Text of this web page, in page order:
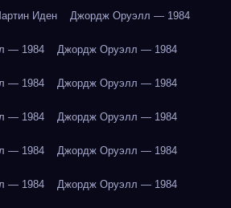
Иден Джордж Оруэлл — 1984
— 1984 Джордж Оруэлл — 1984
— 1984 Джордж Оруэлл — 1984
— 1984 Джордж Оруэлл — 1984
— 1984 Джордж Оруэлл — 1984
— 1984 Джордж Оруэлл — 1984